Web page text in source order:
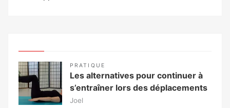
PRATIQUE
Les alternatives pour continuer à
s’entraîner lors des déplacements
Joel